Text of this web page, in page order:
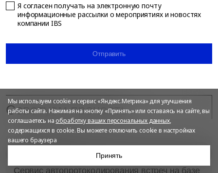
Я согласен получать на электронную почту
информационные рассылки о мероприятиях и новостях
компании IBS
Отправить
Советуем прочесть
Сервис автопротоколирования встреч на базе
Мы используем cookie и сервис «Яндекс.Метрика» для улучшения
работы сайта. Нажимая на кнопку «Принять» или оставаясь на сайте, вы
соглашаетесь на обработку ваших персональных данных,
содержащихся в cookie. Вы можете отключить cookie в настройках
вашего браузера
Принять